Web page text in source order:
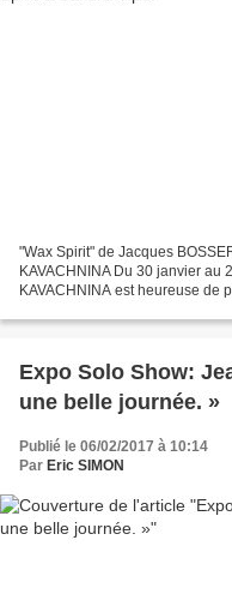
"Wax Spirit" de Jacques
KAVACHNINA Du 30 janvier au
KAVACHNINA est heureuse de
Expo Solo Show:
une belle journée. »
Publié le 06/02/2017 à 10:14
Par Eric SIMON